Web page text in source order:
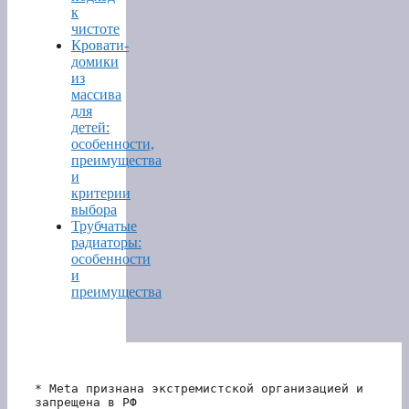
к
чистоте
Кровати-
домики
из
массива
для
детей:
особенности,
преимущества
и
критерии
выбора
Трубчатые
радиаторы:
особенности
и
преимущества
* Meta признана экстремистской организацией и
запрещена в РФ